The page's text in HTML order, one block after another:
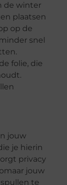
de winter
plaatsen
op de
snel
folie, die
jouw
je hierin
privacy
jouw
te